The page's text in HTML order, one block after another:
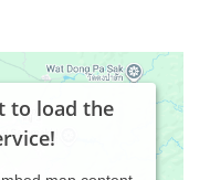
to load the